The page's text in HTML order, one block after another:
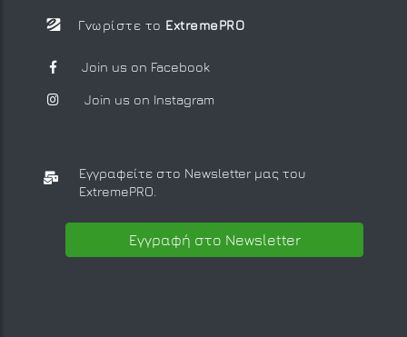
Γνωρίστε το ExtremePRO
Join us on Facebook
Join us on Instagram
Εγγραφείτε στο Newsletter μας του
ExtremePRO.
Εγγραφή στο Newsletter